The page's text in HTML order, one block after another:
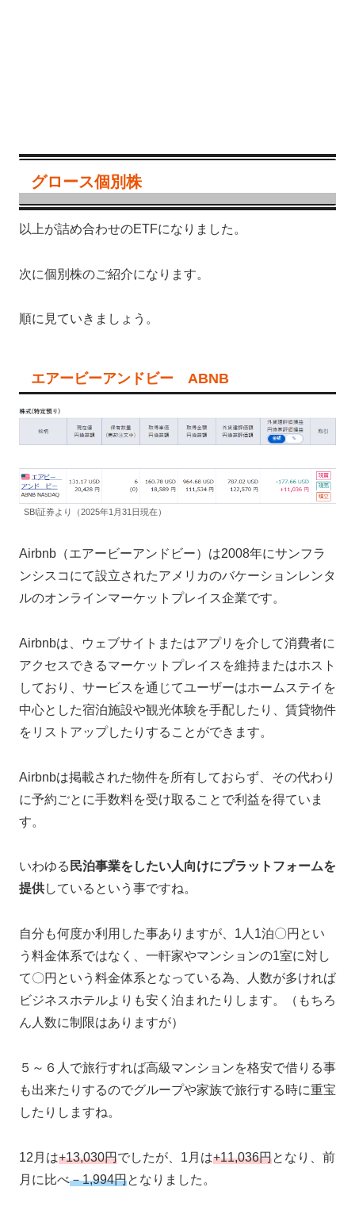
グロース個別株
以上が詰め合わせのETFになりました。
次に個別株のご紹介になります。
順に見ていきましょう。
エアービーアンドビー ABNB
SBI証券より（2025年1月31日現在）
Airbnb（エアービーアンドビー）は2008年にサンフラ
ンシスコにて設立されたアメリカのバケーションレンタ
ルのオンラインマーケットプレイス企業です。
Airbnbは、ウェブサイトまたはアプリを介して消費者に
アクセスできるマーケットプレイスを維持またはホスト
しており、サービスを通じてユーザーはホームステイを
中心とした宿泊施設や観光体験を手配したり、賃貸物件
をリストアップしたりすることができます。
Airbnbは掲載された物件を所有しておらず、その代わり
に予約ごとに手数料を受け取ることで利益を得ていま
す。
いわゆる 民泊事業をしたい人向けにプラットフォームを
提供しているという事ですね。
自分も何度か利用した事ありますが、1人1泊〇円とい
う料金体系ではなく、一軒家やマンションの1室に対し
て〇円という料金体系となっている為、人数が多ければ
ビジネスホテルよりも安く泊まれたりします。（もちろ
ん人数に制限はありますが）
５～６人で旅行すれば高級マンションを格安で借りる事
も出来たりするのでグループや家族で旅行する時に重宝
したりしますね。
12月は+13,030円でしたが、1月は+11,036円となり、前
月に比べ－1,994円となりました。